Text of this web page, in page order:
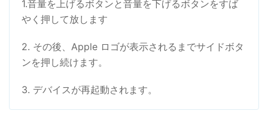
1.音量を上げるボタンと音量を下げるボタンをすば
やく押して放します
2. その後、Apple ロゴが表示されるまでサイドボタ
ンを押し続けます。
3. デバイスが再起動されます。